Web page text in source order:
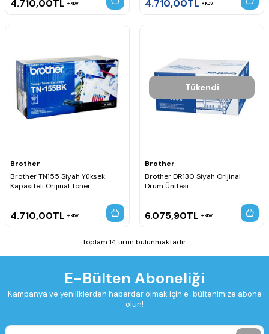
4.710,00TL KDV 4.710,00TL KDV
Brother
Brother TN155 Siyah Yüksek
Kapasiteli Orijinal Toner
4.710,00TL KDV
Tükendi
Brother
Brother DR130 Siyah Orijinal
Drum Ünitesi
6.075,90TL KDV
Toplam 14 ürün bulunmaktadır.
E-Bülten Aboneliği
Kampanya ve yeniliklerden haberdar olmak için e-bültenimize abone
olun!